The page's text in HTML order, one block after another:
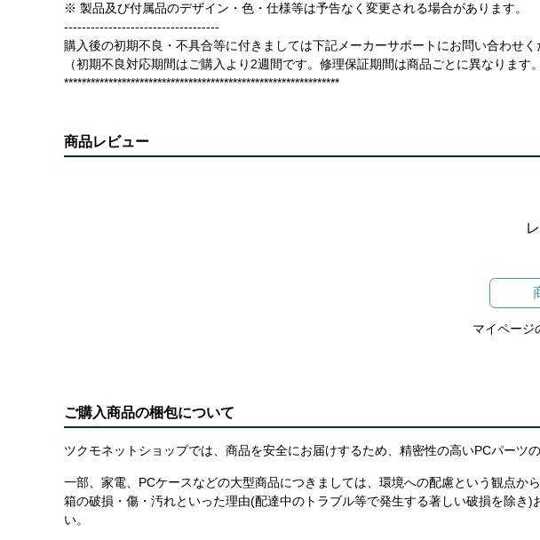
※ 製品及び付属品のデザイン・色・仕様等は予告なく変更される場合があります。
-----------------------------------
購入後の初期不良・不具合等に付きましては下記メーカーサポートにお問い合わせく
（初期不良対応期間はご購入より2週間です。修理保証期間は商品ごとに異なります。
**************************************************************
商品レビュー
マイページ
ご購入商品の梱包について
ツクモネットショップでは、商品を安全にお届けするため、精密性の高いPCパーツ
一部、家電、PCケースなどの大型商品につきましては、環境への配慮という観点
箱の破損・傷・汚れといった理由(配達中のトラブル等で発生する著しい破損を除
い。